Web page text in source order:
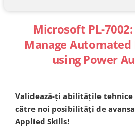
Microsoft PL-
Manage Automated
using Power
Validează-ți abilitățile tehnice
către noi posibilități de
Applied Skills!